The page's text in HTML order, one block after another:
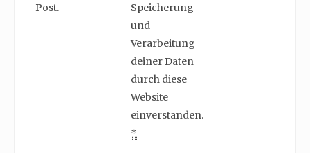
Post.
Speicherung
und
Verarbeitung
deiner Daten
durch diese
Website
einverstanden.
*